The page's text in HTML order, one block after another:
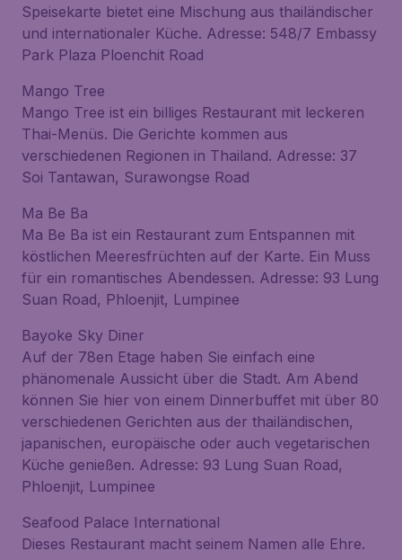
Speisekarte bietet eine Mischung aus thailändischer
und internationaler Küche. Adresse: 548/7 Embassy
Park Plaza Ploenchit Road
Mango Tree
Mango Tree ist ein billiges Restaurant mit leckeren
Thai-Menüs. Die Gerichte kommen aus
verschiedenen Regionen in Thailand. Adresse: 37
Soi Tantawan, Surawongse Road
Ma Be Ba
Ma Be Ba ist ein Restaurant zum Entspannen mit
köstlichen Meeresfrüchten auf der Karte. Ein Muss
für ein romantisches Abendessen. Adresse: 93 Lung
Suan Road, Phloenjit, Lumpinee
Bayoke Sky Diner
Auf der 78en Etage haben Sie einfach eine
phänomenale Aussicht über die Stadt. Am Abend
können Sie hier von einem Dinnerbuffet mit über 80
verschiedenen Gerichten aus der thailändischen,
japanischen, europäische oder auch vegetarischen
Küche genießen. Adresse: 93 Lung Suan Road,
Phloenjit, Lumpinee
Seafood Palace International
Dieses Restaurant macht seinem Namen alle Ehre.